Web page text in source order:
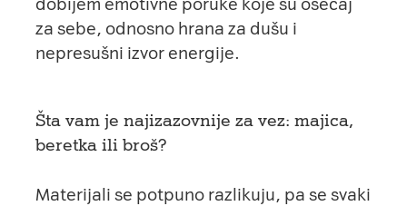
dobijem emotivne poruke koje su osećaj
za sebe, odnosno hrana za dušu i
nepresušni izvor energije.
Šta vam je najizazovnije za vez: majica,
beretka ili broš?
Materijali se potpuno razlikuju, pa se svaki